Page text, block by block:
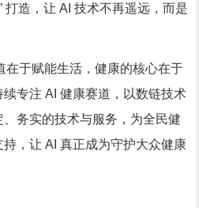
打造，让 AI 技术不再遥远，而是
在于赋能生活，健康的核心在于
专注 AI 健康赛道，以数链技术
务实的技术与服务，为全民健
，让 AI 真正成为守护大众健康